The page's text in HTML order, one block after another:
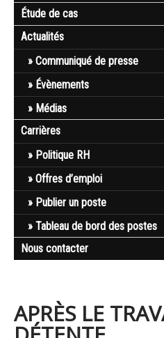
Étude de cas
Actualités
Communiqué de presse
Évènements
Médias
Carrières
Politique RH
Offres d’emploi
Publier un poste
Tableau de bord des postes
Nous contacter
APRÈS LE